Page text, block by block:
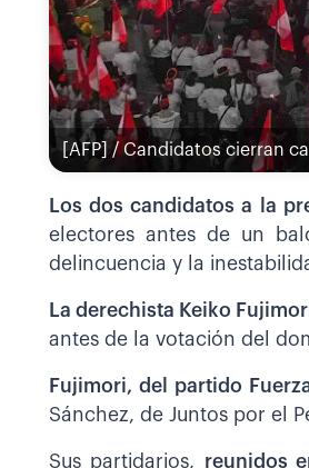
[AFP] / Candidatos cierran
Los dos candidatos a la
electores antes de un
delincuencia y la
La derechista Keiko
antes de la votación del
Fujimori, del partido
Sánchez, de Juntos por el
Sus partidarios, reunidos